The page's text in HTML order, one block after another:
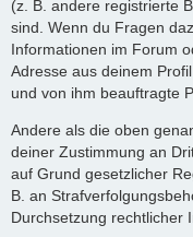
(z. B. andere registrierte
sind. Wenn du Fragen
Informationen im Forum
Adresse aus deinem
und von ihm beauftragte
Andere als die oben
deiner Zustimmung an
auf Grund gesetzlicher
B. an
Durchsetzung rechtlicher